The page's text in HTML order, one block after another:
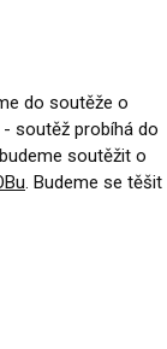
do soutěže o
- soutěž probíhá do
soutěžit o
. Budeme se těšit